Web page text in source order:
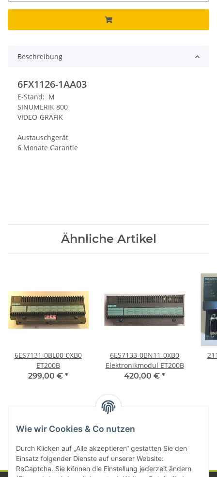
Wie wir Cookies & Co nutzen
Durch Klicken auf „Alle akzeptieren“ gestatten Sie den
Einsatz folgender Dienste auf unserer Website:
ReCaptcha. Sie können die Einstellung jederzeit ändern
Beschreibung
6FX1126-1AA03
E-Stand: M
SINUMERIK 800
VIDEO-GRAFIK
Austauschgerät
6 Monate Garantie
Ähnliche Artikel
6ES7131-0BL00-0XB0
ET200B
299,00 € *
6ES7133-0BN11-0XB0
Elektronikmodul ET200B
420,00 € *
Kategorien